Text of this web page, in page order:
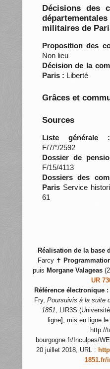
Décisions des
militaires de
Proposition des
Non lieu
Décision de la
Paris : Liberté
Grâces et
Sources
Liste générale :
F/7/*/2592
Dossier de
F/15/4113
Dossiers des
ParisService
61
Réalisation de la base
Farcy ✝
puis Morgane Valageas
UR
Référence électronique :
Fry, Poursuivis à la suite
1851, LIR3S
ligne], mis en ligne
http://
bourgogne.fr/Inculpes/
20 juillet 2018, URL :
1851.fr/